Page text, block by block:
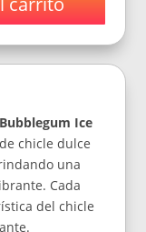
Bubblegum Ice
chicle dulce
una
Cada
del chicle